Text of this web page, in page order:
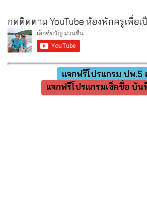
กดติดตาม YouTube ห้องพักครูเพื่อเ
แจกฟรีโปรแกรม ปพ.5
แจกฟรีโปรแกรมเช็คชื่อ บัน